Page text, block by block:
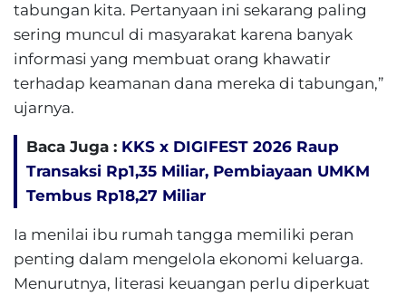
tabungan kita. Pertanyaan ini sekarang paling
sering muncul di masyarakat karena banyak
informasi yang membuat orang khawatir
terhadap keamanan dana mereka di tabungan,”
ujarnya.
Baca Juga : KKS x DIGIFEST 2026 Raup
Transaksi Rp1,35 Miliar, Pembiayaan UMKM
Tembus Rp18,27 Miliar
Ia menilai ibu rumah tangga memiliki peran
penting dalam mengelola ekonomi keluarga.
Menurutnya, literasi keuangan perlu diperkuat